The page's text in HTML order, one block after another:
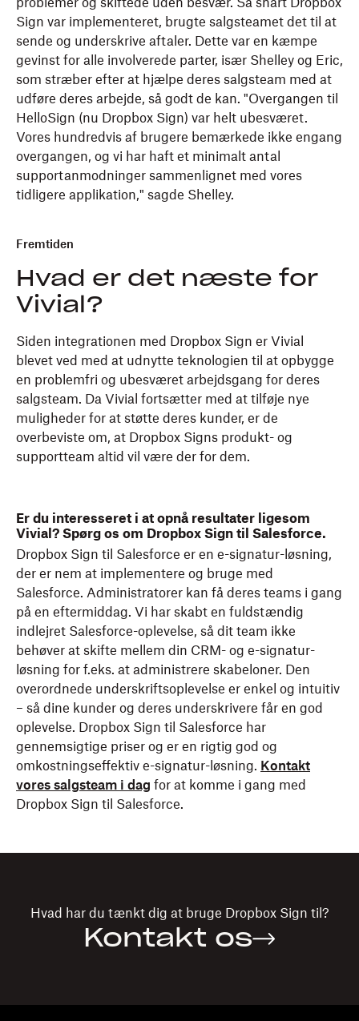
problemer og skiftede uden besvær. Så snart Dropbox
Sign var implementeret, brugte salgsteamet det til at
sende og underskrive aftaler. Dette var en kæmpe
gevinst for alle involverede parter, især Shelley og Eric,
som stræber efter at hjælpe deres salgsteam med at
udføre deres arbejde, så godt de kan. "Overgangen til
HelloSign (nu Dropbox Sign) var helt ubesværet.
Vores hundredvis af brugere bemærkede ikke engang
overgangen, og vi har haft et minimalt antal
supportanmodninger sammenlignet med vores
tidligere applikation," sagde Shelley.
Fremtiden
Hvad er det næste for
Vivial?
Siden integrationen med Dropbox Sign er Vivial
blevet ved med at udnytte teknologien til at opbygge
en problemfri og ubesværet arbejdsgang for deres
salgsteam. Da Vivial fortsætter med at tilføje nye
muligheder for at støtte deres kunder, er de
overbeviste om, at Dropbox Signs produkt- og
supportteam altid vil være der for dem.
Er du interesseret i at opnå resultater ligesom
Vivial? Spørg os om Dropbox Sign til Salesforce.
Dropbox Sign til Salesforce er en e-signatur-løsning,
der er nem at implementere og bruge med
Salesforce. Administratorer kan få deres teams i gang
på en eftermiddag. Vi har skabt en fuldstændig
indlejret Salesforce-oplevelse, så dit team ikke
behøver at skifte mellem din CRM- og e-signatur-
løsning for f.eks. at administrere skabeloner. Den
overordnede underskriftsoplevelse er enkel og intuitiv
– så dine kunder og deres underskrivere får en god
oplevelse. Dropbox Sign til Salesforce har
gennemsigtige priser og er en rigtig god og
omkostningseffektiv e-signatur-løsning. Kontakt
vores salgsteam i dag for at komme i gang med
Dropbox Sign til Salesforce.
Hvad har du tænkt dig at bruge Dropbox Sign til?
Kontakt os